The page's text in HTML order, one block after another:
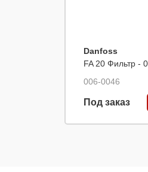
Danfoss
FA 20 Фильтр -
006-0046
Под заказ